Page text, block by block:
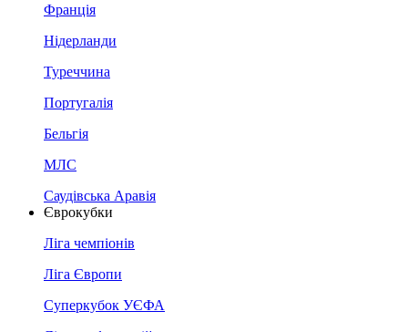
Франція
Нідерланди
Туреччина
Португалія
Бельгія
МЛС
Саудівська Аравія
Єврокубки
Ліга чемпіонів
Ліга Європи
Суперкубок УЄФА